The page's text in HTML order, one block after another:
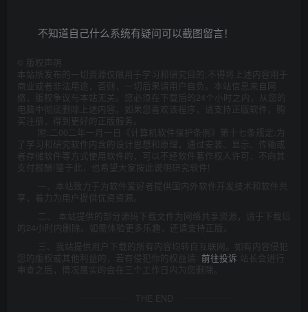
不知道自己什么系统有疑问可以截图留言！
版权声明
本站所发布的一切资源仅限用于学习和研究目的;不得将上述内容用于
商业或者非法用途，否则，一切后果请用户自负。本站信息来自网
络，版权争议与本站无关。您必须在下载后的24个小时之内，从您的
电脑中彻底删除上述内容。如果您喜欢该程序，请支持正版软件，购
买注册，得到更好的正版服务。
附:二00二年一月一日《计算机软件保护条例》第十七条规定:为
了学习和研究软件内含的设计思想和原理，通过安装、显示、传输或
者存储软件等方式使用软件的，可以不经软件著作权人许可，不向其
支付报酬!鉴于此，也希望大家按此说明研究软件!
一、本站致力于为软件爱好者提供国内外软件开发技术和软件共
享，着力为用户提供优资资源。
二、 本站提供的部分源码下载文件为网络共享资源，请于下载后
的24小时内删除。如需体验更多乐趣，还请支持正版。
三、我站提供用户下载的所有内容均转自互联网。如有内容侵犯
您的版权或其他利益的，若有侵犯你的权益请: 前往投诉 站长会进行
审查之后，情况属实的会在三个工作日内为您删除。
THE END